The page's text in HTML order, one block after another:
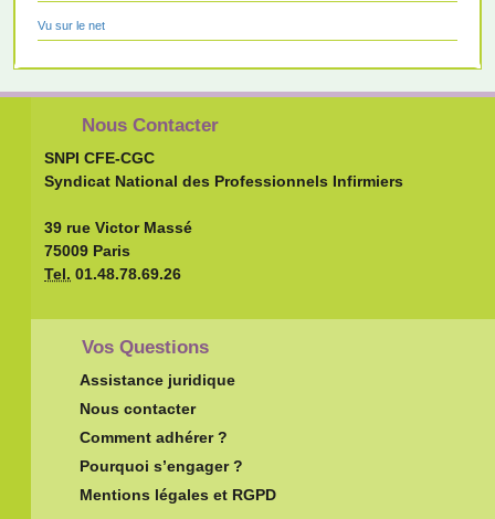
Vu sur le net
Nous Contacter
SNPI CFE-CGC
Syndicat National des Professionnels Infirmiers
39 rue Victor Massé
75009 Paris
Tel. 01.48.78.69.26
Vos Questions
Assistance juridique
Nous contacter
Comment adhérer ?
Pourquoi s’engager ?
Mentions légales et RGPD